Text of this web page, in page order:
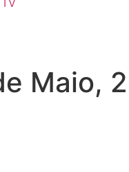
Maio,